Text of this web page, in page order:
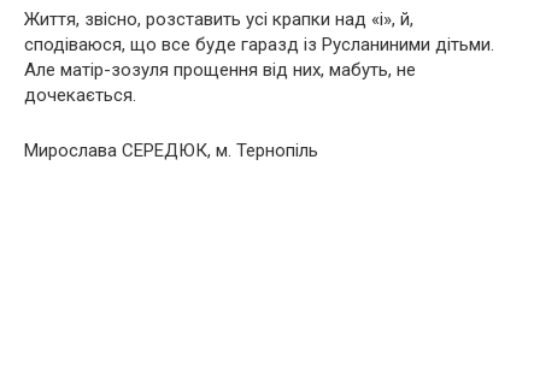
Життя, звісно, розставить усі крапки над «і», й,
сподіваюся, що все буде гаразд із Русланиними дітьми.
Але матір-зозуля прощення від них, мабуть, не
дочекається.
Мирослава СЕРЕДЮК, м. Тернопіль